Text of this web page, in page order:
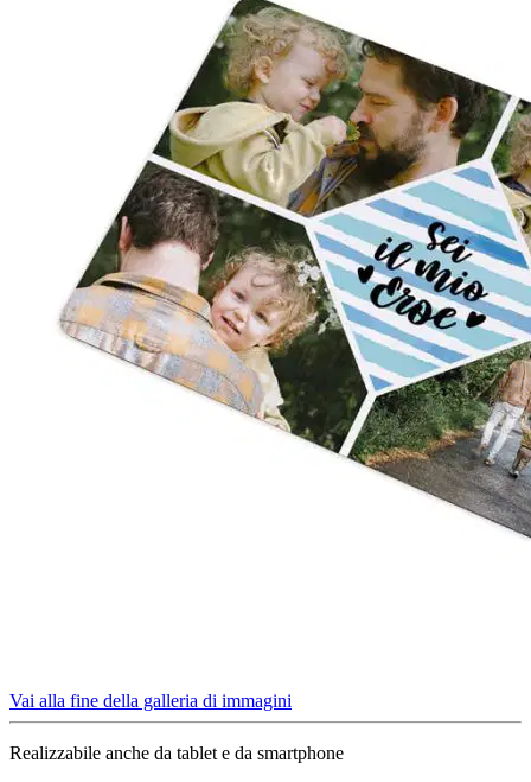
Vai alla fine della galleria di immagini
Realizzabile anche da tablet e da smartphone